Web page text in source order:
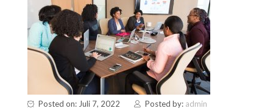
Posted on: Juli 7, 2022 Posted by: admin